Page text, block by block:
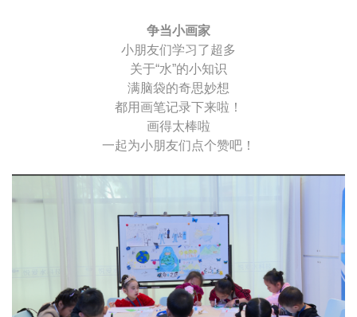
争当小画家
小朋友们学习了超多
关于“水”的小知识
满脑袋的奇思妙想
都用画笔记录下来啦！
画得太棒啦
一起为小朋友们点个赞吧！